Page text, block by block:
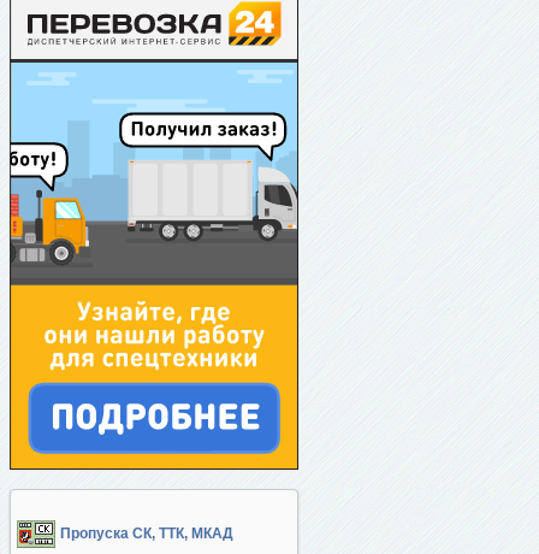
Пропуска СК, ТТК, МКАД